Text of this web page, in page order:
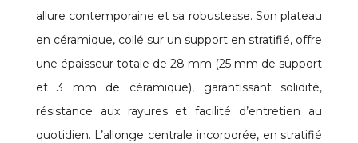
allure contemporaine et sa robustesse. Son plateau
en céramique, collé sur un support en stratifié, offre
une épaisseur totale de 28 mm (25 mm de support
et 3 mm de céramique), garantissant solidité,
résistance aux rayures et facilité d’entretien au
quotidien. L’allonge centrale incorporée, en stratifié